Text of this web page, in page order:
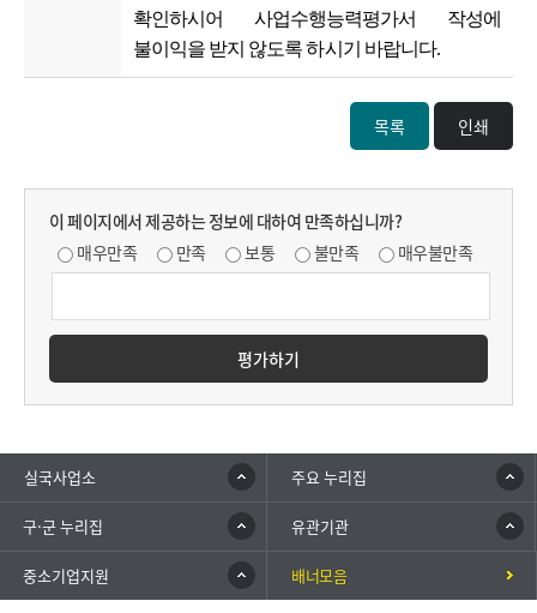
확인하시어 사업수행능력평가서 작성에
불이익을 받지 않도록 하시기 바랍니다.
목록 인쇄
이 페이지에서 제공하는 정보에 대하여 만족하십니까?
매우만족
만족 보통 불만족 매우불만족
평가하기
실국사업소 주요 누리집
구·군 누리집 유관기관
중소기업지원 배너모음